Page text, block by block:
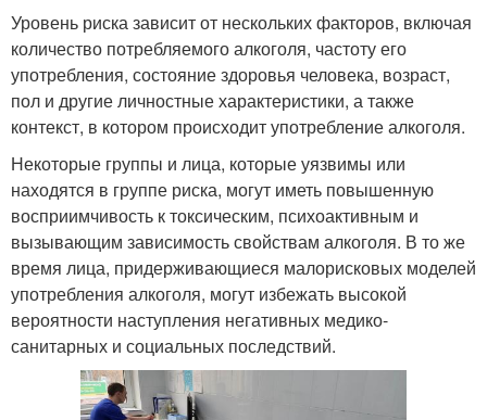
Уровень риска зависит от нескольких факторов, включая
количество потребляемого алкоголя, частоту его
употребления, состояние здоровья человека, возраст,
пол и другие личностные характеристики, а также
контекст, в котором происходит употребление алкоголя.
Некоторые группы и лица, которые уязвимы или
находятся в группе риска, могут иметь повышенную
восприимчивость к токсическим, психоактивным и
вызывающим зависимость свойствам алкоголя. В то же
время лица, придерживающиеся малорисковых моделей
употребления алкоголя, могут избежать высокой
вероятности наступления негативных медико-
санитарных и социальных последствий.